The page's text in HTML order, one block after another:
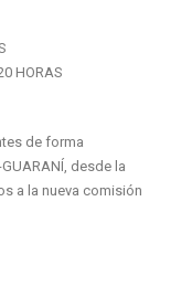
HORAS
de forma
desde la
a la nueva comisión